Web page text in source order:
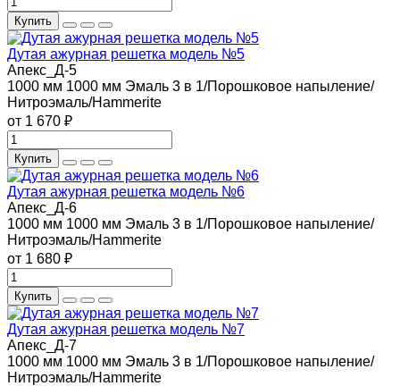
Купить
Дутая ажурная решетка модель №5
Апекс_Д-5
1000 мм 1000 мм Эмаль 3 в 1/Порошковое напыление/
Нитроэмаль/Hammerite
от 1 670 ₽
Купить
Дутая ажурная решетка модель №6
Апекс_Д-6
1000 мм 1000 мм Эмаль 3 в 1/Порошковое напыление/
Нитроэмаль/Hammerite
от 1 680 ₽
Купить
Дутая ажурная решетка модель №7
Апекс_Д-7
1000 мм 1000 мм Эмаль 3 в 1/Порошковое напыление/
Нитроэмаль/Hammerite